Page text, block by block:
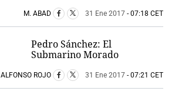
M. ABAD 31 Ene 2017 - 07:18 CET
Pedro Sánchez: El
Submarino Morado
ALFONSO ROJO 31 Ene 2017 - 07:21 CET